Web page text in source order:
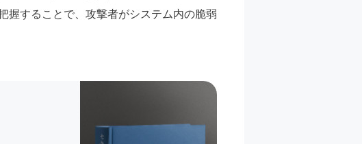
握することで、攻撃者がシステム内の脆弱